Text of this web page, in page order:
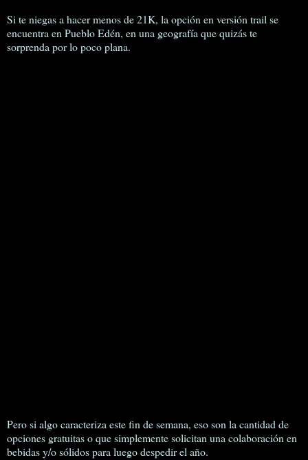
Si te niegas a hacer menos de 21K, la opción en versión trail se
encuentra en Pueblo Edén, en una geografía que quizás te
sorprenda por lo poco plana.
Pero si algo caracteriza este fin de semana, eso son la cantidad de
opciones gratuitas o que simplemente solicitan una colaboración en
bebidas y/o sólidos para luego despedir el año.